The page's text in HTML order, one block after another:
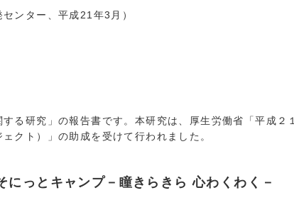
ンター、平成21年3月）
る研究」の報告書です。本研究は、厚生労働省「平成２
クト）」の助成を受けて行われました。
っとキャンプ－瞳きらきら 心わくわく－